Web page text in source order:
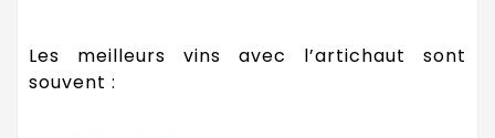
Les meilleurs vins avec l’artichaut sont
souvent :